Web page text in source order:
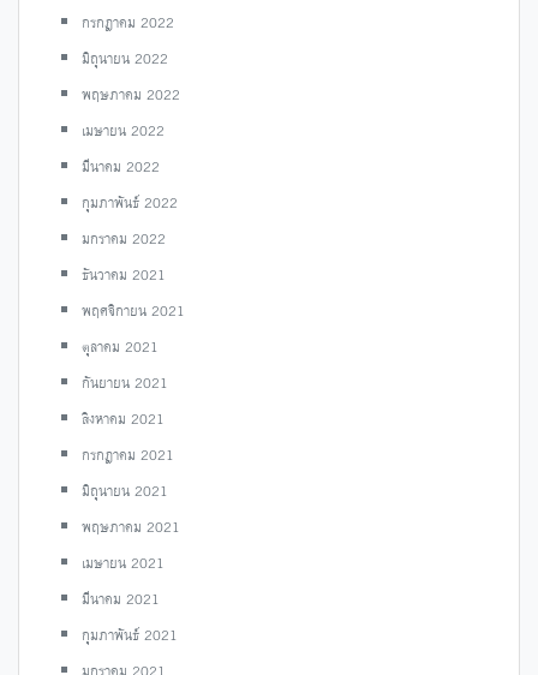
กรกฎาคม 2022
มิถุนายน 2022
พฤษภาคม 2022
เมษายน 2022
มีนาคม 2022
กุมภาพันธ์ 2022
มกราคม 2022
ธันวาคม 2021
พฤศจิกายน 2021
ตุลาคม 2021
กันยายน 2021
สิงหาคม 2021
กรกฎาคม 2021
มิถุนายน 2021
พฤษภาคม 2021
เมษายน 2021
มีนาคม 2021
กุมภาพันธ์ 2021